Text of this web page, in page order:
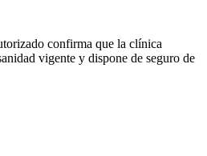
confirma que la clínica
vigente y dispone de seguro de